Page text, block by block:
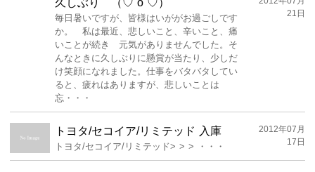
久しぶり （♡ o ♡）
毎日暑いですが、皆様はいががお過ごしです
か。 私は最近、悲しいこと、辛いこと、痛
いことが続き 元気がありませんでした。そ
んなときに久しぶりに懸賞が当たり、少しだ
け笑顔になれました。仕事をバタバタしてい
ると、疲れはありますが、悲しいことは
忘・・・
21日
トヨタ/セコイア/リミテッド 入庫
トヨタ/セコイア/リミテッド> > > ・・・
2012年07月
17日